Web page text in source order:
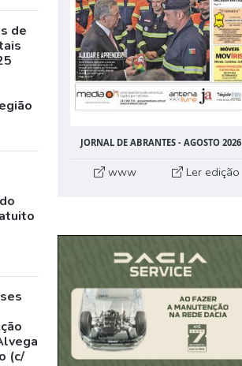
de
(c/
JORNAL DE ABRANTES - AGOSTO 2026
www Ler edição